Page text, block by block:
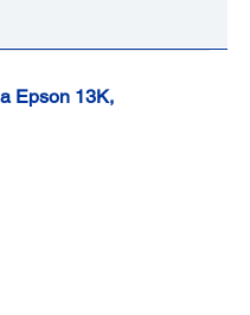
Epson 13K,